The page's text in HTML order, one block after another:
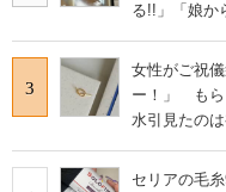
る!!」「娘か
3
女性がご祝
ー！」 もら
水引見たのは
セリアの毛